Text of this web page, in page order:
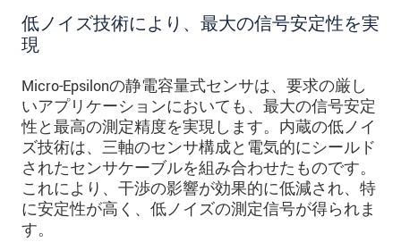
低ノイズ技術により、最大の信号安定性を実
現
Micro-Epsilonの静電容量式センサは、要求の厳し
いアプリケーションにおいても、最大の信号安定
性と最高の測定精度を実現します。内蔵の低ノイ
ズ技術は、三軸のセンサ構成と電気的にシールド
されたセンサケーブルを組み合わせたものです。
これにより、干渉の影響が効果的に低減され、特
に安定性が高く、低ノイズの測定信号が得られま
す。